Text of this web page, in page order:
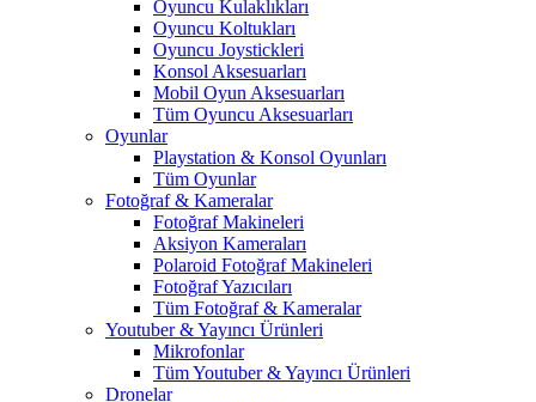
Oyuncu Kulaklıkları
Oyuncu Koltukları
Oyuncu Joystickleri
Konsol Aksesuarları
Mobil Oyun Aksesuarları
Tüm Oyuncu Aksesuarları
Oyunlar
Playstation & Konsol Oyunları
Tüm Oyunlar
Fotoğraf & Kameralar
Fotoğraf Makineleri
Aksiyon Kameraları
Polaroid Fotoğraf Makineleri
Fotoğraf Yazıcıları
Tüm Fotoğraf & Kameralar
Youtuber & Yayıncı Ürünleri
Mikrofonlar
Tüm Youtuber & Yayıncı Ürünleri
Dronelar